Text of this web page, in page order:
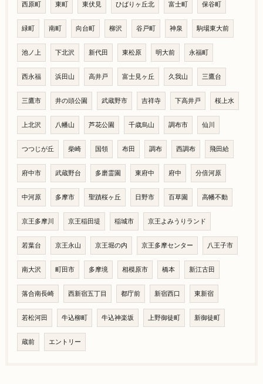
西原町 東町 東伏見 ひばりヶ丘北 富士町 保谷町
緑町 南町 向台町 柳沢 谷戸町 神泉 駒場東大前
池ノ上 下北沢 新代田 東松原 明大前 永福町
西永福 浜田山 高井戸 富士見ヶ丘 久我山 三鷹台
三鷹市 井の頭公園 武蔵野市 吉祥寺 下高井戸 桜上水
上北沢 八幡山 芦花公園 千歳烏山 調布市 仙川
つつじが丘 柴崎 国領 布田 調布 西調布 飛田給
府中市 武蔵野台 多磨霊園 東府中 府中 分倍河原
中河原 多摩市 聖蹟桜ヶ丘 日野市 百草園 高幡不動
京王多摩川 京王稲田堤 稲城市 京王よみうりランド
若葉台 京王永山 京王堀の内 京王多摩センター 八王子市
南大沢 町田市 多摩境 相模原市 橋本 新江古田
落合南長崎 西新宿五丁目 都庁前 新宿西口 東新宿
若松河田 牛込柳町 牛込神楽坂 上野御徒町 新御徒町
蔵前 エントリー